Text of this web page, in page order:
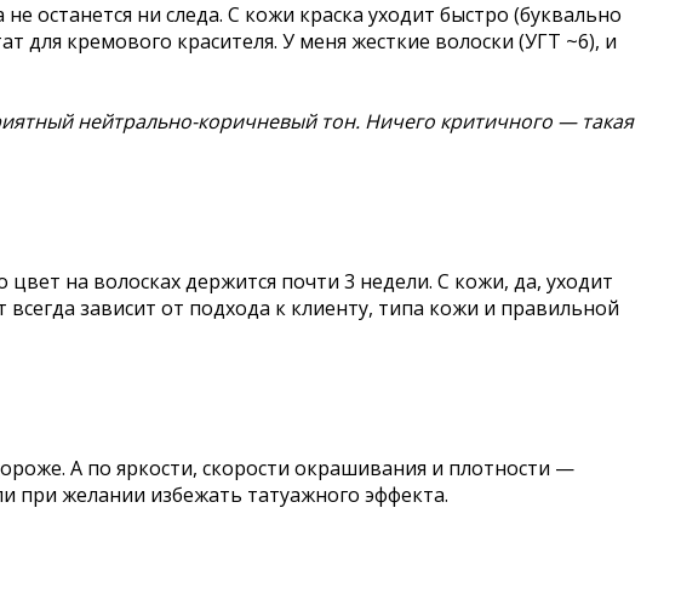
ни следа. С кожи краска уходит быстро (буквально
для кремового красителя. У меня жесткие волоски (УГТ ~6), и
нейтрально-коричневый тон. Ничего критичного — такая
на волосках держится почти 3 недели. С кожи, да, уходит
зависит от подхода к клиенту, типа кожи и правильной
А по яркости, скорости окрашивания и плотности —
при желании избежать татуажного эффекта.